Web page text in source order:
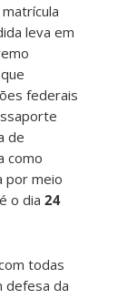
leva em
federais
de
como
por meio
o dia24
todas
defesa da